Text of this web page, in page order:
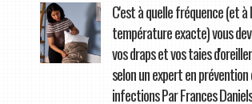
C'est à quelle fréquence (et à
température exacte) vous
vos draps et vos taies
selon un expert en prévention
infections Par Frances